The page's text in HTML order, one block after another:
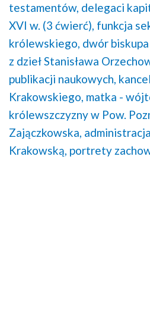
testamentów, delegaci
XVI w. (3 ćwierć), funkcja
królewskiego, dwór
z dzieł Stanisława
publikacji naukowych,
Krakowskiego, matka -
królewszczyzny w Pow.
Zajączkowska,
Krakowską, portrety